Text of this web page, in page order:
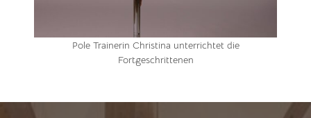
Pole Trainerin Christina unterrichtet die
Fortgeschrittenen